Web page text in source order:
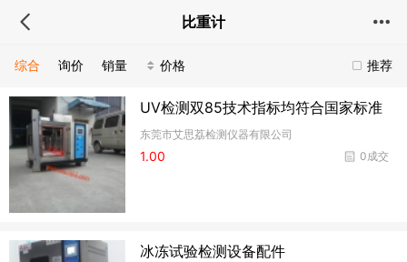
比重计
推荐
综合 询价 销量 价格
UV检测双85技术指标均符合国家标准
东莞市艾思荔检测仪器有限公司
0成交
1.00
冰冻试验检测设备配件